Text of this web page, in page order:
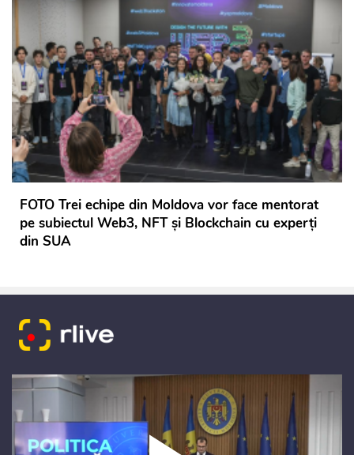
FOTO Trei echipe din Moldova vor face mentorat
pe subiectul Web3, NFT și Blockchain cu experți
din SUA